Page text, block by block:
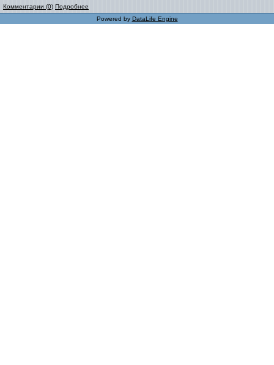
Комментарии (0) Подробнее
Powered by DataLife Engine